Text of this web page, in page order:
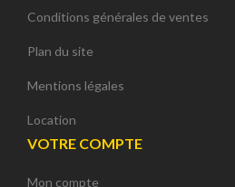
Conditions générales de ventes
Plan du site
Mentions légales
Location
VOTRE COMPTE
Mon compte